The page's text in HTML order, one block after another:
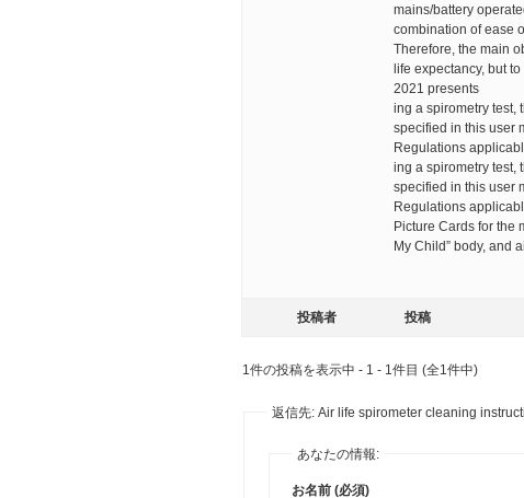
mains/battery
combination of ease
Therefore, the main
life expectancy, but
2021 presents
ing a spirometry test,
specified in this user
Regulations
ing a spirometry test,
specified in this user
Regulations
Picture Cards for the
My Child” body, and
投稿者 投稿
1件の投稿を表示中 - 1 - 1件目 (全1件中)
返信先: Air life spirometer cleaning
あなたの情報:
お名前 (必須)